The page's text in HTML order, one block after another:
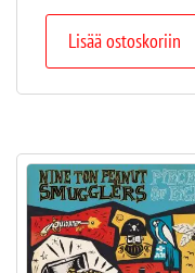
Lisää ostoskoriin